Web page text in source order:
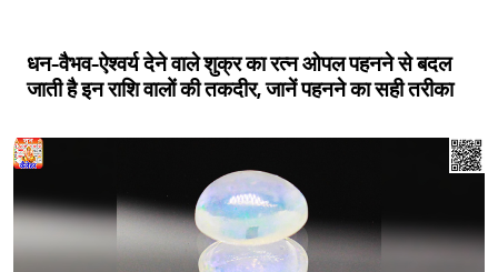
धन-वैभव-ऐश्‍वर्य देने वाले शुक्र का रत्‍न ओपल पहनने से बदल
जाती है इन राशि वालों की तकदीर, जानें पहनने का सही तरीका